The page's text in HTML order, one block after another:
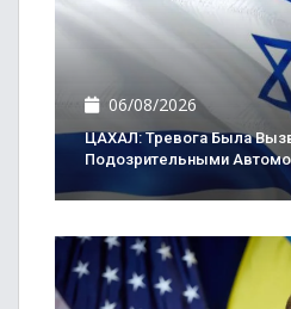
06/08/2026
ЦАХАЛ: Тревога Была
Подозрительными